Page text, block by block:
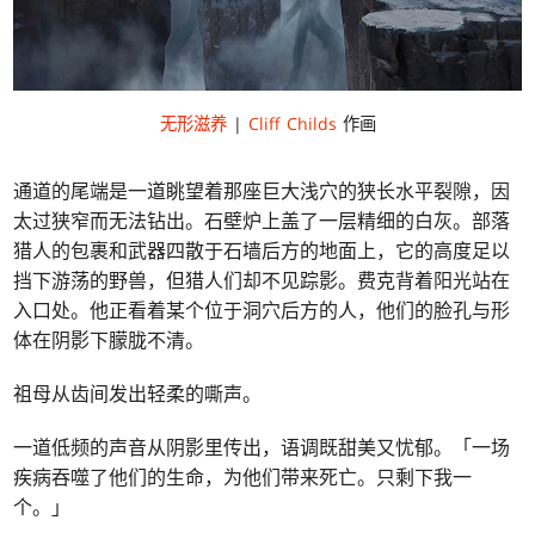
无形滋养| Cliff Childs 作画
通道的尾端是一道眺望着那座巨大浅穴的狭长水平裂隙，因
太过狭窄而无法钻出。石壁炉上盖了一层精细的白灰。部落
猎人的包裹和武器四散于石墙后方的地面上，它的高度足以
挡下游荡的野兽，但猎人们却不见踪影。费克背着阳光站在
入口处。他正看着某个位于洞穴后方的人，他们的脸孔与形
体在阴影下朦胧不清。
祖母从齿间发出轻柔的嘶声。
一道低频的声音从阴影里传出，语调既甜美又忧郁。「一场
疾病吞噬了他们的生命，为他们带来死亡。只剩下我一
个。」